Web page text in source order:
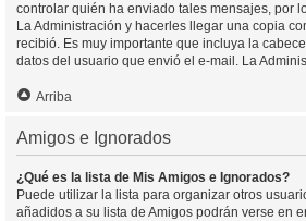
controlar quién ha enviado tales mensajes, por
La Administración y hacerles llegar una copia
recibió. Es muy importante que incluya la
datos del usuario que envió el e-mail. La
Arriba
Amigos e Ignorados
¿Qué es la lista de Mis Amigos e Ignorados?
Puede utilizar la lista para organizar otros
añadidos a su lista de Amigos podrán verse en